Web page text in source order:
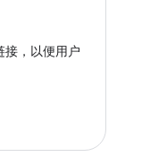
接，以便用户